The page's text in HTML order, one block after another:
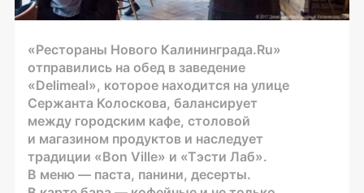
«Рестораны Нового Калининграда.Ru»
отправились на обед в заведение
«Delimeal», которое находится на улице
Сержанта Колоскова, балансирует
между городским кафе, столовой
и магазином продуктов и наследует
традиции «Bon Ville» и «Тэсти Лаб».
В меню — паста, панини, десерты.